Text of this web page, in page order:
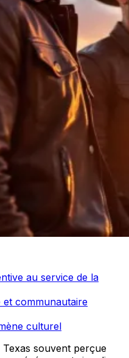
au service de la
et communautaire
culturel
souvent perçue